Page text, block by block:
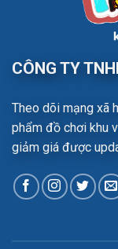
CÔNG TY
Theo dõi mạng xã
phẩm đồ chơi khu
giảm giá được